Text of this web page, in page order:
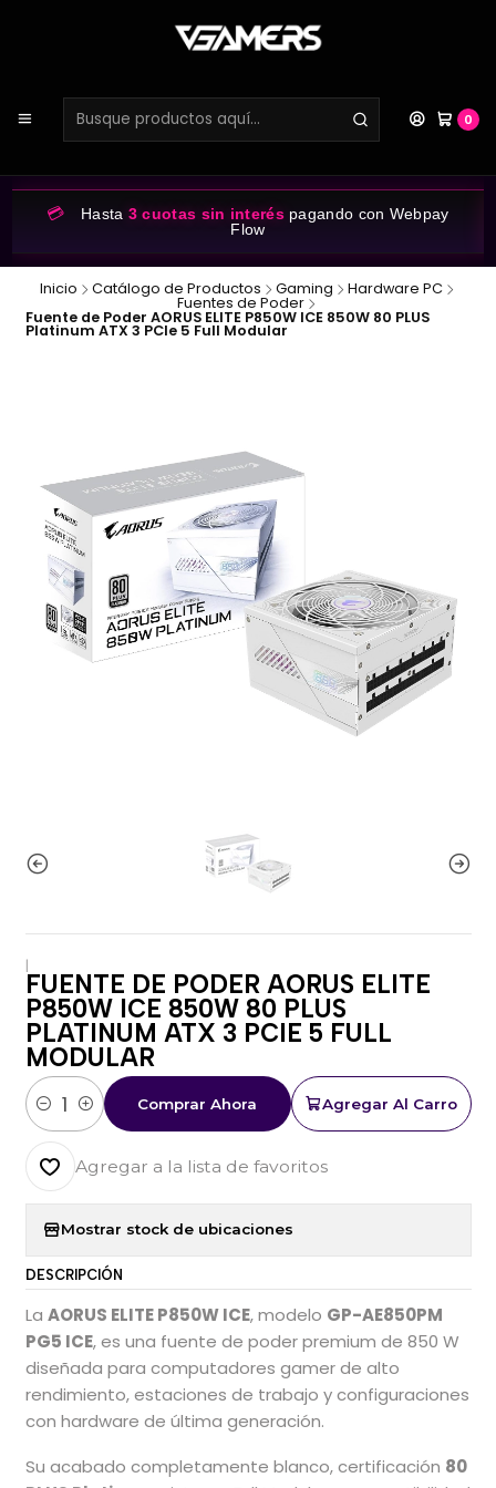
0
💳 Hasta 3 cuotas sin interéspagando con Webpay
Flow
Inicio Catálogo de Productos Gaming Hardware PC
Fuentes de Poder
Fuente de Poder AORUS ELITE P850W ICE 850W 80 PLUS
Platinum ATX 3 PCIe 5 Full Modular
|
FUENTE DE PODER AORUS ELITE
P850W ICE 850W 80 PLUS
PLATINUM ATX 3 PCIE 5 FULL
MODULAR
Cantidad
Agregar Al Carro
Comprar Ahora
Agregar a la lista de favoritos
Mostrar stock de ubicaciones
DESCRIPCIÓN
La AORUS ELITE P850W ICE, modelo GP-AE850PM
PG5 ICE, es una fuente de poder premium de 850 W
diseñada para computadores gamer de alto
rendimiento, estaciones de trabajo y configuraciones
con hardware de última generación.
Su acabado completamente blanco, certificación 80